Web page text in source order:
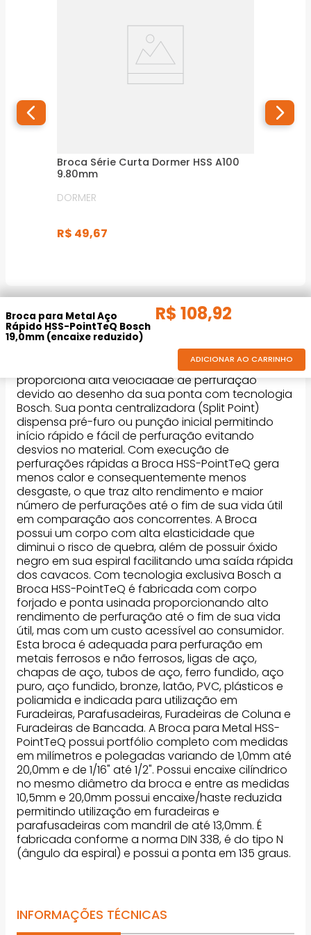
Broca Série Curta Dormer HSS A100
9.80mm
DORMER
R$ 49,67
Broca para Metal Aço
Rápido HSS-PointTeQ Bosch
19,0mm (encaixe reduzido)
R$ 108,92
ADICIONAR AO CARRINHO
DESCRIÇÃO DO PRODUTO
A Broca para Metal de aço rápido HSS-PointTeQ
proporciona alta velocidade de perfuração
devido ao desenho da sua ponta com tecnologia
Bosch. Sua ponta centralizadora (Split Point)
dispensa pré-furo ou punção inicial permitindo
início rápido e fácil de perfuração evitando
desvios no material. Com execução de
perfurações rápidas a Broca HSS-PointTeQ gera
menos calor e consequentemente menos
desgaste, o que traz alto rendimento e maior
número de perfurações até o fim de sua vida útil
em comparação aos concorrentes. A Broca
possui um corpo com alta elasticidade que
diminui o risco de quebra, além de possuir óxido
negro em sua espiral facilitando uma saída rápida
dos cavacos. Com tecnologia exclusiva Bosch a
Broca HSS-PointTeQ é fabricada com corpo
forjado e ponta usinada proporcionando alto
rendimento de perfuração até o fim de sua vida
útil, mas com um custo acessível ao consumidor.
Esta broca é adequada para perfuração em
metais ferrosos e não ferrosos, ligas de aço,
chapas de aço, tubos de aço, ferro fundido, aço
puro, aço fundido, bronze, latão, PVC, plásticos e
poliamida e indicada para utilização em
Furadeiras, Parafusadeiras, Furadeiras de Coluna e
Furadeiras de Bancada. A Broca para Metal HSS-
PointTeQ possui portfólio completo com medidas
em milímetros e polegadas variando de 1,0mm até
20,0mm e de 1/16" até 1/2". Possui encaixe cilíndrico
no mesmo diâmetro da broca e entre as medidas
10,5mm e 20,0mm possui encaixe/haste reduzida
permitindo utilização em furadeiras e
parafusadeiras com mandril de até 13,0mm. É
fabricada conforme a norma DIN 338, é do tipo N
(ângulo da espiral) e possui a ponta em 135 graus.
INFORMAÇÕES TÉCNICAS